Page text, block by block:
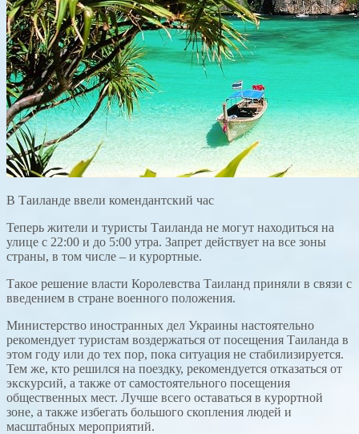
В Таиланде ввели комендантский час
Теперь жители и туристы Таиланда не могут находиться на
улице с 22:00 и до 5:00 утра. Запрет действует на все зоны
страны, в том числе – и курортные.
Такое решение власти Королевства Таиланд приняли в связи с
введением в стране военного положения.
Министерство иностранных дел Украины настоятельно
рекомендует туристам воздержаться от посещения Таиланда в
этом году или до тех пор, пока ситуация не стабилизируется.
Тем же, кто решился на поездку, рекомендуется отказаться от
экскурсий, а также от самостоятельного посещения
общественных мест. Лучше всего оставаться в курортной
зоне, а также избегать большого скопления людей и
масштабных мероприятий.